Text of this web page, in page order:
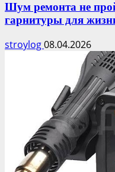
Шум ремонта не
гарнитуры для
stroylog08.04.2026